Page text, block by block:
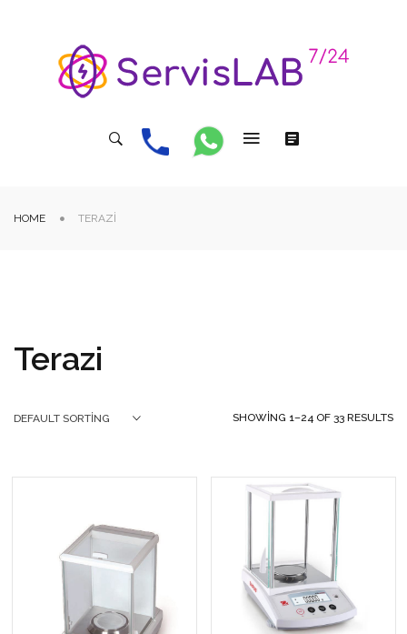
HOME TERAZI
Terazi
SHOWING 1–24 OF 33 RESULTS
DEFAULT SORTING